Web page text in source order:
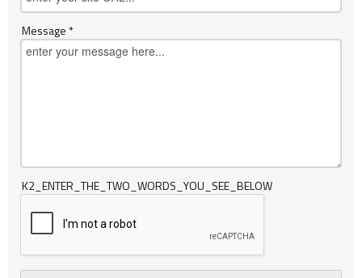
Message *
K2_ENTER_THE_TWO_WORDS_YOU_SEE_BELOW